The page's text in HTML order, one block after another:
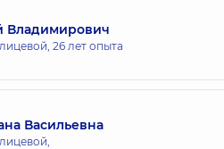
Владимирович
26 лет опыта
Васильевна